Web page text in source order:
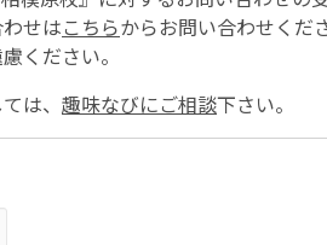
せはこちらからお問い合わせくだ
ください。
は、 趣味なびにご相談下さい。